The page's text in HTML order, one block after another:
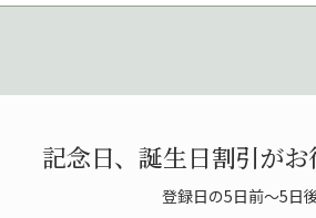
記念日、誕生日割引がお
登録日の5日前〜5日